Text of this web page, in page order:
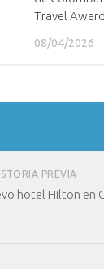
Travel
08/04/2026
PREVIA
hotel Hilton en